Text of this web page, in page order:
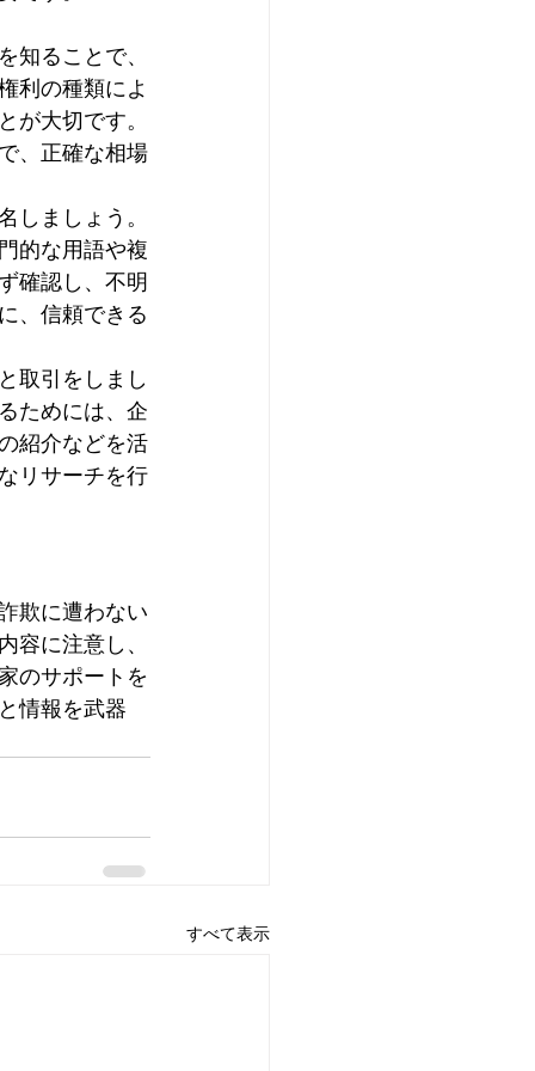
知ることで、
利の種類によ
が大切です。
、正確な相場
しましょう。
的な用語や複
確認し、不明
、信頼できる
取引をしまし
ためには、企
紹介などを活
リサーチを行
欺に遭わない
容に注意し、
のサポートを
情報を武器
すべて表示